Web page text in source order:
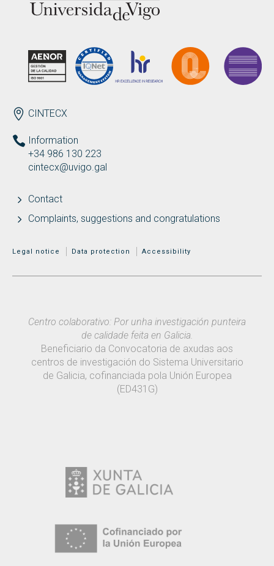
GL ES Search
for:
SEARCH
ENDEREZO EN
CINTECX
Information
+34 986 130 223
cintecx@uvigo.gal
Contact
Complaints, suggestions and congratulations
MENÚ ADICIONAL
Legal notice Data protection Accessibility
Centro colaborativo: Por unha investigación punteira
de calidade feita en Galicia.
Beneficiario da Convocatoria de axudas aos
centros de investigación do Sistema Universitario
de Galicia, cofinanciada pola Unión Europea
(ED431G)